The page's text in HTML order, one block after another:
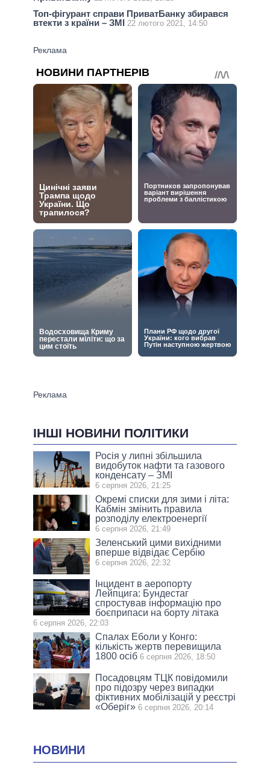
Топ-фігурант справи ПриватБанку збирався
втекти з країни – ЗМІ 22 лютого 2021, 14:50
ІНШІ НОВИНИ ПОЛІТИКИ
Росія у липні збільшила
видобуток нафти та газового
конденсату – ЗМІ
6 серпня 2026, 21:25
Окремі списки для зими і літа:
Кабмін змінить правила
розподілу електроенергії
6 серпня 2026, 21:49
Зеленський цими вихідними
вперше відвідає Сербію
6 серпня 2026, 22:32
Інцидент в аеропорту
Лейпцига: Бундестаг
спростував інформацію про
боєприпаси на борту літака
6 серпня 2026, 22:03
Спалах Еболи у Конго:
кількість жертв перевищила
1800 осіб 6 серпня 2026, 18:50
Посадовцям ТЦК повідомили
про підозру через випадки
фіктивних мобілізацій у реєстрі
«Оберіг» 6 серпня 2026, 20:14
НОВИНИ